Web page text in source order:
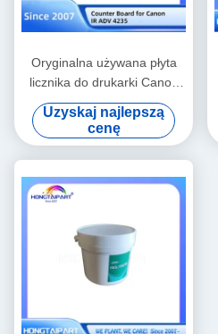
Oryginalna używana płyta
licznika do drukarki Canon
IR ADV 4235
Uzyskaj najlepszą
cenę